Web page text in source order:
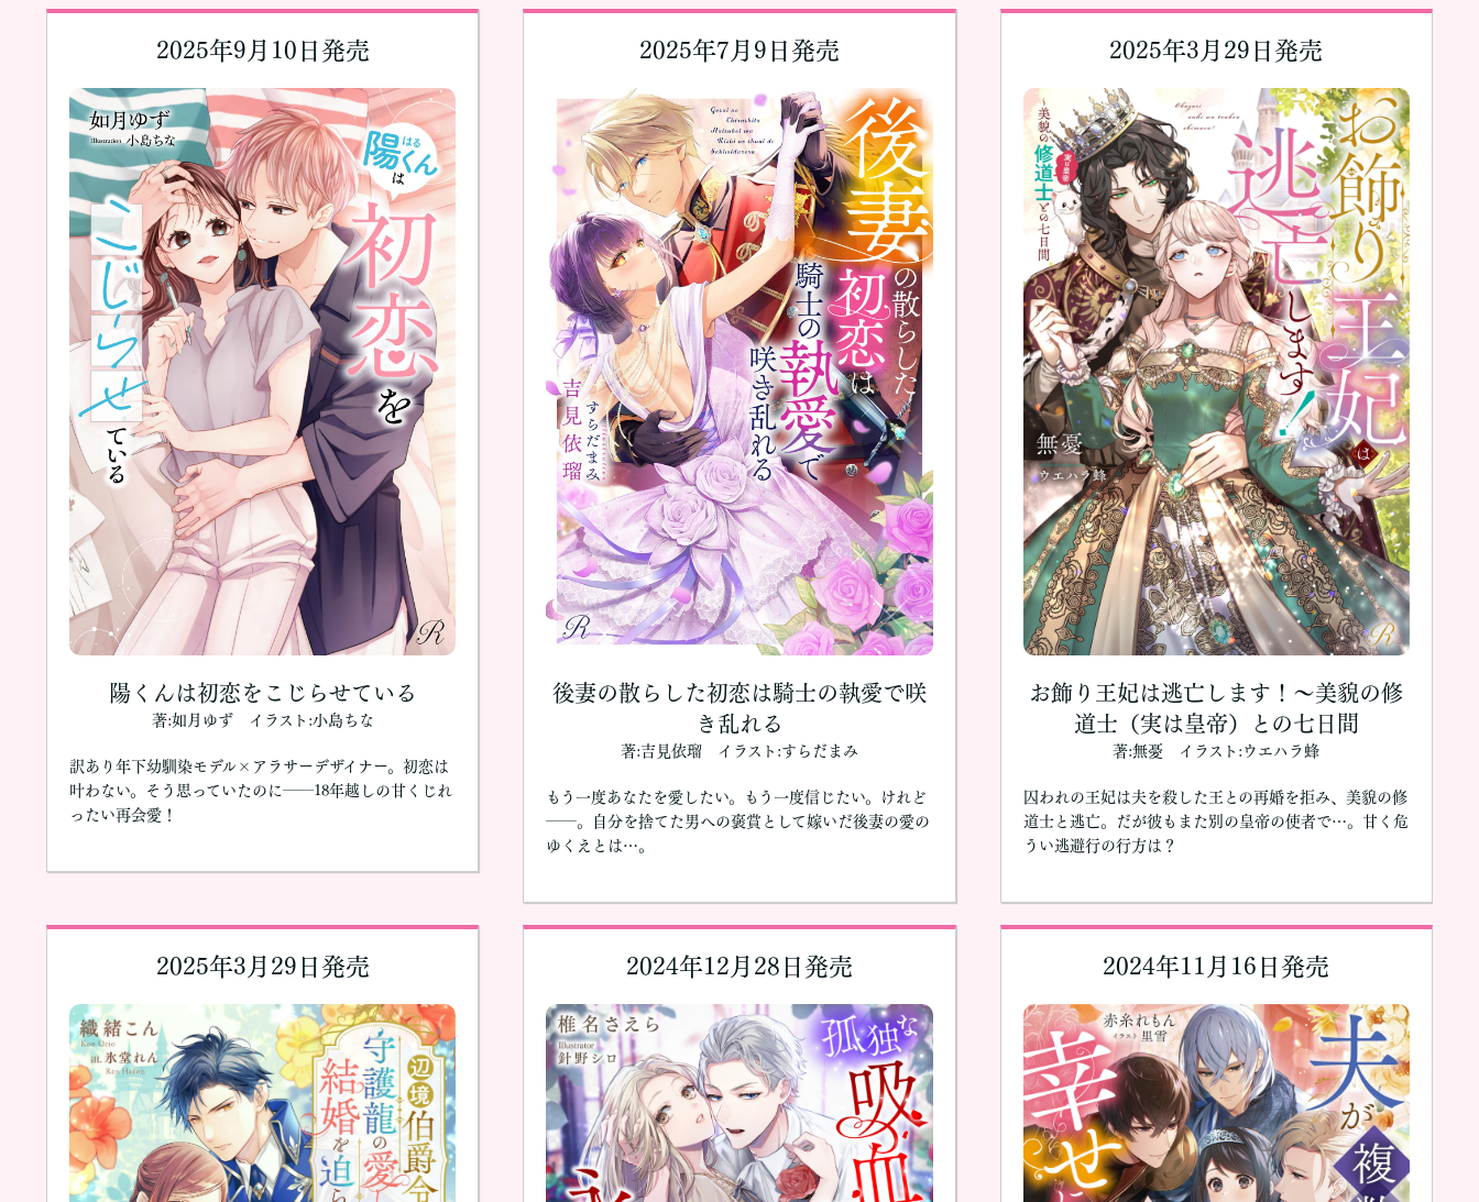
2025年9月10日発売
陽くんは初恋をこじらせている
著:如月ゆず イラスト:小島ちな
訳あり年下幼馴染モデル×アラサーデザイナー。初恋は
叶わない。そう思っていたのに――18年越しの甘くじれ
ったい再会愛！
2025年7月9日発売
後妻の散らした初恋は騎士の執愛で咲
き乱れる
著:吉見依瑠 イラスト:すらだまみ
もう一度あなたを愛したい。もう一度信じたい。けれど
――。自分を捨てた男への褒賞として嫁いだ後妻の愛の
ゆくえとは…。
2025年3月29日発売
お飾り王妃は逃亡します！～美貌の修
道士（実は皇帝）との七日間
著:無憂 イラスト:ウエハラ蜂
囚われの王妃は夫を殺した王との再婚を拒み、美貌の修
道士と逃亡。だが彼もまた別の皇帝の使者で…。甘く危
うい逃避行の行方は？
2025年3月29日発売 2024年12月28日発売 2024年11月16日発売